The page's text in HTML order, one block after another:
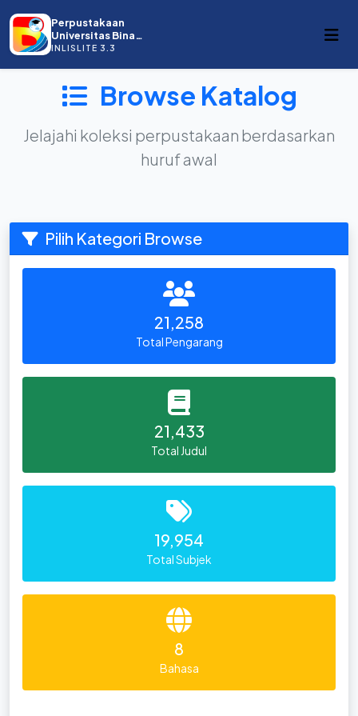
Perpustakaan
Universitas Bina
Darma
INLISLITE 3.3
Browse Katalog
Jelajahi koleksi perpustakaan berdasarkan
huruf awal
Pilih Kategori Browse
21,258
Total Pengarang
21,433
Total Judul
19,954
Total Subjek
8
Bahasa